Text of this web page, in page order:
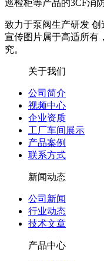
致力于泵阀生产研发
宣传图片属于高适所有
究。
关于我们
公司简介
视频中心
企业资质
工厂车间展示
产品案例
联系方式
新闻动态
公司新闻
行业动态
技术文章
产品中心